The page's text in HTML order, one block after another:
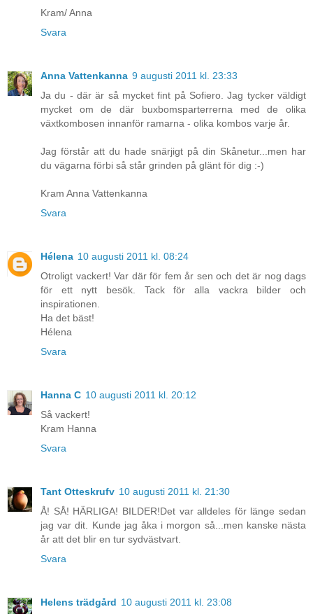
Kram/ Anna
Svara
Anna Vattenkanna 9 augusti 2011 kl. 23:33
Ja du - där är så mycket fint på Sofiero. Jag tycker väldigt
mycket om de där buxbomsparterrerna med de olika
växtkombosen innanför ramarna - olika kombos varje år.
Jag förstår att du hade snärjigt på din Skånetur...men har
du vägarna förbi så står grinden på glänt för dig :-)
Kram Anna Vattenkanna
Svara
Hélena 10 augusti 2011 kl. 08:24
Otroligt vackert! Var där för fem år sen och det är nog dags
för ett nytt besök. Tack för alla vackra bilder och
inspirationen.
Ha det bäst!
Hélena
Svara
Hanna C 10 augusti 2011 kl. 20:12
Så vackert!
Kram Hanna
Svara
Tant Otteskrufv 10 augusti 2011 kl. 21:30
Å! SÅ! HÄRLIGA! BILDER!Det var alldeles för länge sedan
jag var dit. Kunde jag åka i morgon så...men kanske nästa
år att det blir en tur sydvästvart.
Svara
Helens trädgård 10 augusti 2011 kl. 23:08